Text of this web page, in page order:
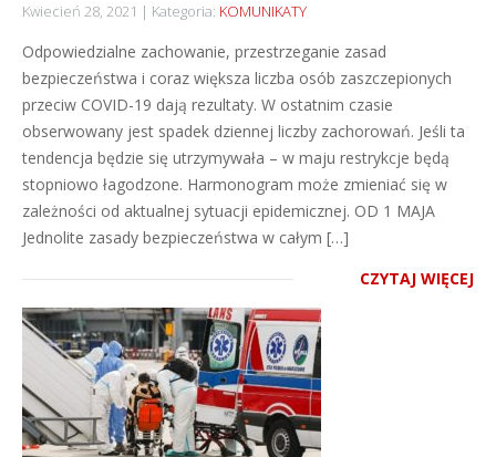
Kwiecień 28, 2021 Kategoria: KOMUNIKATY
Odpowiedzialne zachowanie, przestrzeganie zasad
bezpieczeństwa i coraz większa liczba osób zaszczepionych
przeciw COVID-19 dają rezultaty. W ostatnim czasie
obserwowany jest spadek dziennej liczby zachorowań. Jeśli ta
tendencja będzie się utrzymywała – w maju restrykcje będą
stopniowo łagodzone. Harmonogram może zmieniać się w
zależności od aktualnej sytuacji epidemicznej. OD 1 MAJA
Jednolite zasady bezpieczeństwa w całym […]
CZYTAJ WIĘCEJ